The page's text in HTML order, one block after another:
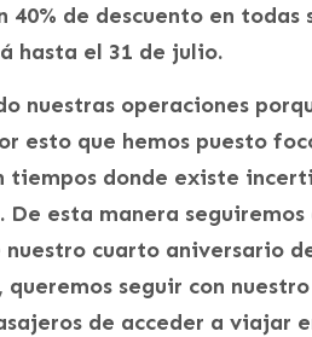
de descuento en todas
hasta el 31 de julio.
nuestras operaciones
esto que hemos puesto
donde existe
esta manera seguiremos
cuarto aniversario
seguir con
de acceder a viajar